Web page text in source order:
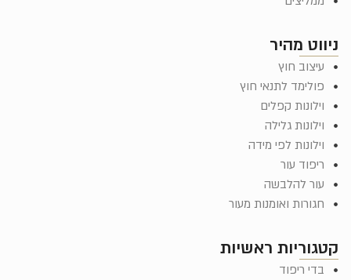
קטגוריות ראשיות
בדי ריפוד
ניווט מהיר
עיצוב חוץ
פולימד לתנאי חוץ
וילונות קפלים
וילונות גלילה
וילונות לפי מידה
ריפוד עור
עור להלבשה
חגורות ואומנות מעור